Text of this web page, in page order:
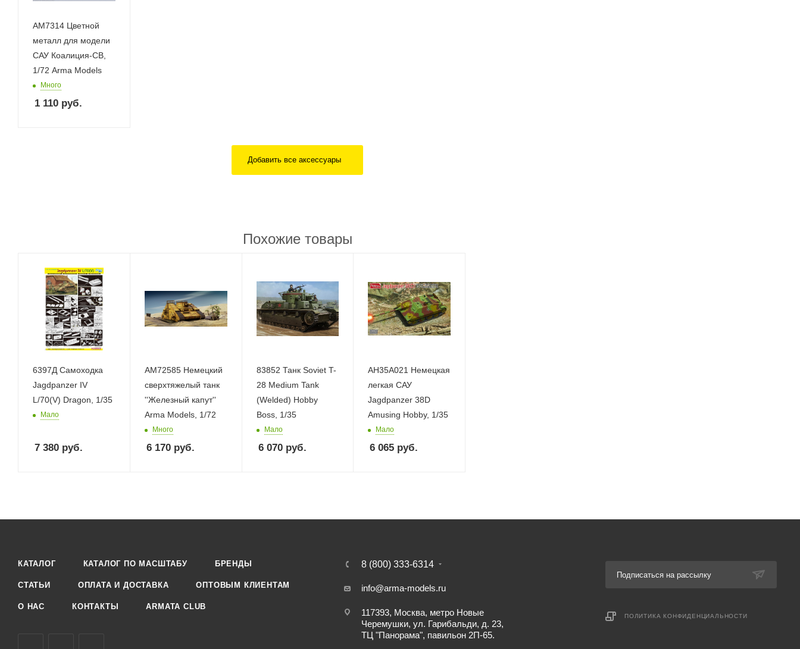
AM7314 Цветной
металл для модели
САУ Коалиция-СВ,
1/72 Arma Models
Много
1 110 руб.
Добавить все аксессуары
Похожие товары
6397Д Самоходка
Jagdpanzer IV
L/70(V) Dragon, 1/35
Мало
7 380 руб.
AM72585 Немецкий
сверхтяжелый танк
''Железный капут''
Arma Models, 1/72
Много
6 170руб.
83852 Танк Soviet T-
28 Medium Tank
(Welded) Hobby
Boss, 1/35
Мало
6 070руб.
AH35A021 Немецкая
легкая САУ
Jagdpanzer 38D
Amusing Hobby, 1/35
Мало
6 065 руб.
КАТАЛОГ КАТАЛОГ ПО МАСШТАБУ БРЕНДЫ
СТАТЬИ ОПЛАТА И ДОСТАВКА ОПТОВЫМ КЛИЕНТАМ
О НАС КОНТАКТЫ ARMATA CLUB
8 (800) 333-6314
info@arma-models.ru
117393, Москва, метро Новые
Черемушки, ул. Гарибальди, д. 23,
ТЦ "Панорама", павильон 2П-65.
Подписаться на рассылку
ПОЛИТИКА КОНФИДЕНЦИАЛЬНОСТИ